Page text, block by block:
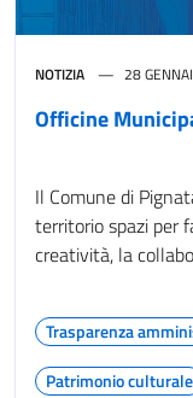
NOTIZIA 28
Officine
Il Comune di
territorio spazi per
creatività, la
Trasparenza
Patrimonio culturale